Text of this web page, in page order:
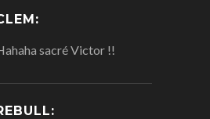
sacré Victor !!